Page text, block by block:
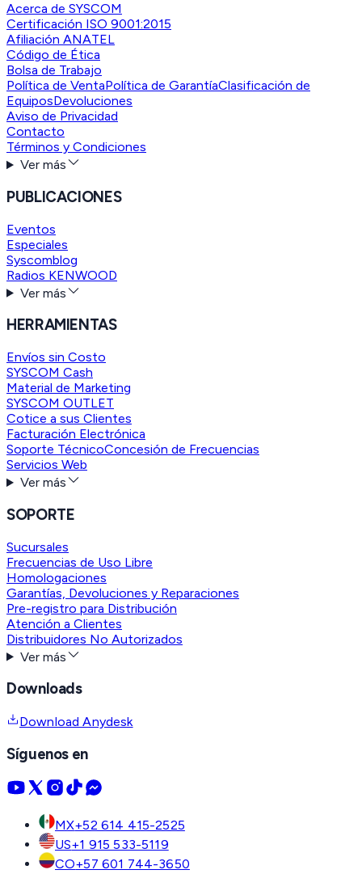
Acerca de SYSCOM
Certificación ISO 9001:2015
Afiliación ANATEL
Código de Ética
Bolsa de Trabajo
Política de VentaPolítica de GarantíaClasificación de
EquiposDevoluciones
Aviso de Privacidad
Contacto
Términos y Condiciones
Ver más
PUBLICACIONES
Eventos
Especiales
Syscomblog
Radios KENWOOD
Ver más
HERRAMIENTAS
Envíos sin Costo
SYSCOM Cash
Material de Marketing
SYSCOM OUTLET
Cotice a sus Clientes
Facturación Electrónica
Soporte TécnicoConcesión de Frecuencias
Servicios Web
Ver más
SOPORTE
Sucursales
Frecuencias de Uso Libre
Homologaciones
Garantías, Devoluciones y Reparaciones
Pre-registro para Distribución
Atención a Clientes
Distribuidores No Autorizados
Ver más
Downloads
Download Anydesk
Síguenos en
MX+52 614 415-2525
US+1 915 533-5119
CO+57 601 744-3650